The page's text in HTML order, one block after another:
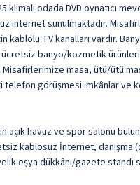
klimalı odada DVD oynatıcı
internet sunulmaktadır.
kablolu TV kanalları vardır.
banyo/kozmetik
Misafirlerimize masa, ütü/ütü
telefon görüşmesi imkânlar ve
açık havuz ve spor salonu
kablosuz İnternet, danışma
eşya dükkânı/gazete standı